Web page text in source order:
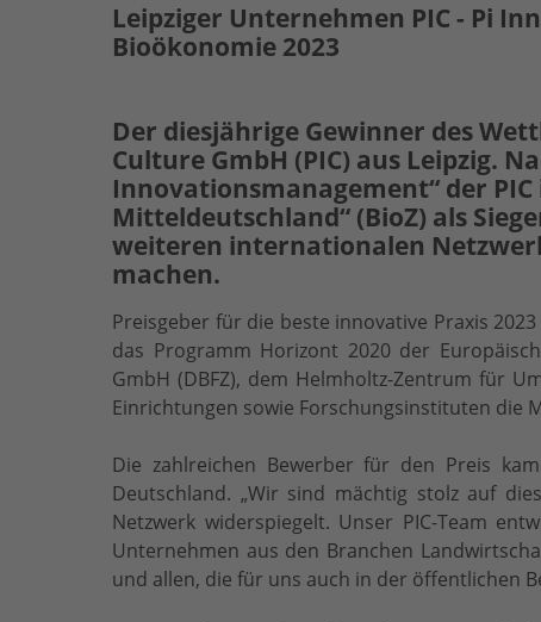
Leipziger Unternehmen PIC - Pi
Bioökonomie 2023
Der diesjährige Gewinner des
Culture GmbH (PIC) aus Leipzig.
Innovationsmanagement“ der
Mitteldeutschland“ (BioZ) als
weiteren internationalen
machen.
Preisgeber für die beste innovative Praxis
das Programm Horizont 2020 der
GmbH (DBFZ), dem Helmholtz-Zentrum für
Einrichtungen sowie Forschungsinstituten die
Die zahlreichen Bewerber für den Preis
Deutschland. „Wir sind mächtig stolz auf
Netzwerk widerspiegelt. Unser PIC-Team
Unternehmen aus den Branchen
und allen, die für uns auch in der öffentlichen